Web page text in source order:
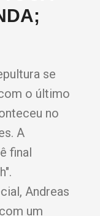
se
o último
no
A
final
Andreas
um